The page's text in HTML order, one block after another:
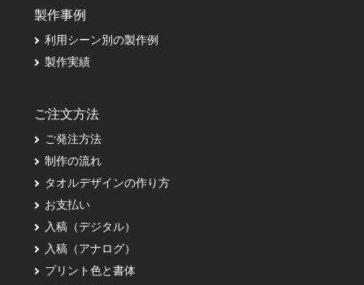
製作事例
利用シーン別の製作例
製作実績
ご注文方法
ご発注方法
制作の流れ
タオルデザインの作り方
お支払い
入稿（デジタル）
入稿（アナログ）
プリント色と書体